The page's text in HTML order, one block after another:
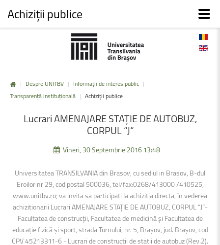
| Despre UNITBV | Informații de interes public |
Transparență instituțională | Achiziții publice
LucrariAMENAJARESTAȚIEDEAUTOBUZ,
CORPUL“J“
Vineri, 30 Septembrie 2016 13:48
Universitatea TRANSILVANIA din Brasov, cu sediul in Brasov, B-dul
Eroilor nr 29, cod postal 500036, tel/fax:0268/413000 /410525,
www.unitbv.ro; va invita sa participati la achizitia directa, în vederea
achizitionarii Lucrari AMENAJARE STAȚIE DE AUTOBUZ, CORPUL “J“-
Facultatea de construcții, Facultatea de medicină și Facultatea de
educație fizică și sport, strada Turnului, nr. 5, Brașov, jud. Brașov, cod
CPV 45213311-6 - Lucrari de constructii de statii de autobuz (Rev.2).
Achiziții publice